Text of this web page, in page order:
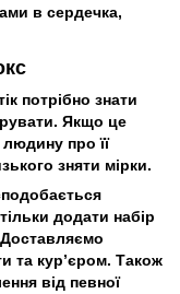
в сердечка,
потрібно знати
Якщо це
про її
зняти мірки.
додати набір
та кур’єром. Також
від певної